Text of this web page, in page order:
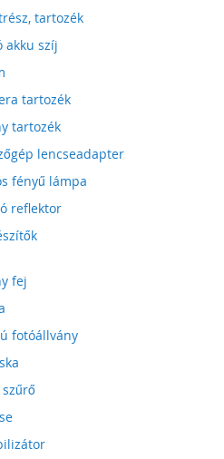
tartozék
akku szíj
tartozék
tartozék
lencseadapter
fényű lámpa
reflektor
fej
fotóállvány